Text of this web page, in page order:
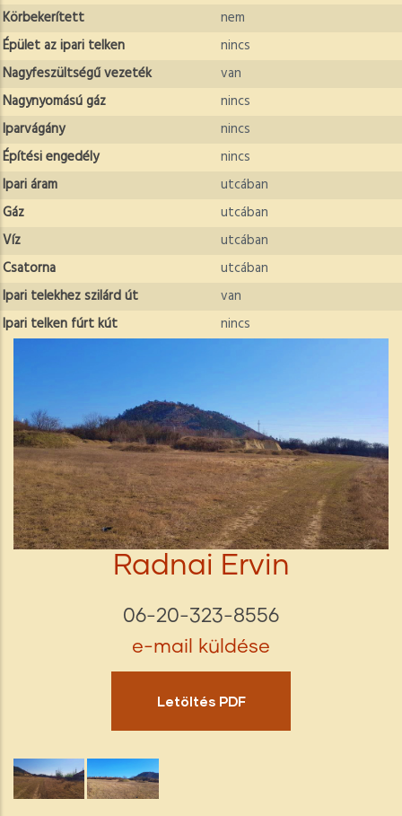
Körbekerített
nem
Épület az ipari telken
nincs
Nagyfeszültségű vezeték
van
Nagynyomású gáz
nincs
Iparvágány
nincs
Építési engedély
nincs
Ipari áram
utcában
Gáz
utcában
Víz
utcában
Csatorna
utcában
Ipari telekhez szilárd út
van
Ipari telken fúrt kút
nincs
Radnai Ervin
06-20-323-8556
e-mail küldése
Letöltés PDF